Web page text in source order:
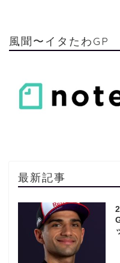
風聞〜イタたわGP
最新記事